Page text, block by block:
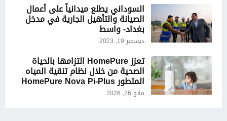
السوداني يطلع ميدانياً على أعمال
الصيانة والتأهيل الجارية في مدخل
بغداد- واسط
ديسمبر 19, 2023
تعزز HomePure التزامها بالحياة
الصحية من خلال نظام تنقية المياه
المتطور HomePure Nova Pi-Plus
مايو 26, 2026